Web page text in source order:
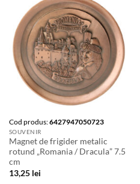
Cod produs:6427947050723
SOUVENIR
Magnet de frigider metalic
rotund „Romania / Dracula” 7.5
cm
13,25 lei